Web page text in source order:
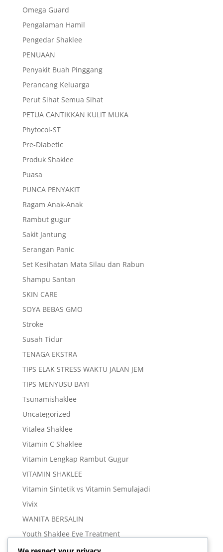
Omega Guard
Pengalaman Hamil
Pengedar Shaklee
PENUAAN
Penyakit Buah Pinggang
Perancang Keluarga
Perut Sihat Semua Sihat
PETUA CANTIKKAN KULIT MUKA
Phytocol-ST
Pre-Diabetic
Produk Shaklee
Puasa
PUNCA PENYAKIT
Ragam Anak-Anak
Rambut gugur
Sakit Jantung
Serangan Panic
Set Kesihatan Mata Silau dan Rabun
Shampu Santan
SKIN CARE
SOYA BEBAS GMO
Stroke
Susah Tidur
TENAGA EKSTRA
TIPS ELAK STRESS WAKTU JALAN JEM
TIPS MENYUSU BAYI
Tsunamishaklee
Uncategorized
Vitalea Shaklee
Vitamin C Shaklee
Vitamin Lengkap Rambut Gugur
VITAMIN SHAKLEE
Vitamin Sintetik vs Vitamin Semulajadi
Vivix
WANITA BERSALIN
Youth Shaklee Eye Treatment
YOUTH SKIN CARE SERIES